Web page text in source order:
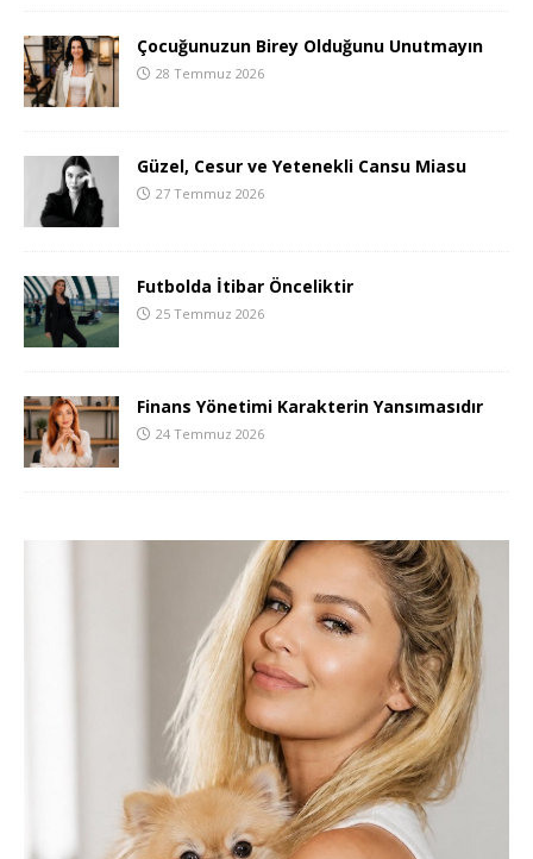
Çocuğunuzun Birey Olduğunu Unutmayın
28 Temmuz 2026
Güzel, Cesur ve Yetenekli Cansu Miasu
27 Temmuz 2026
Futbolda İtibar Önceliktir
25 Temmuz 2026
Finans Yönetimi Karakterin Yansımasıdır
24 Temmuz 2026